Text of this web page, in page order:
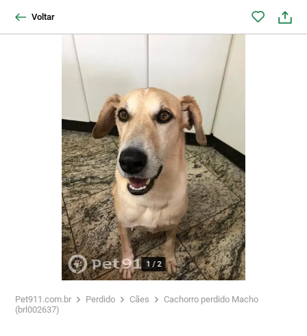
Voltar
1 /2
Pet911.com.br Perdido Cães
Cachorro perdido Macho
(brl002637)